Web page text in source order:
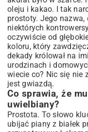
Dlaczego murzynek
Jak uniknąć zakalca
Przechowywanie i
– ciesz się smakiem
Jak przechowywać
świeże?
Pomysły na
różne okazje
Podsumowanie: Twój
czeka!
oleju i kakao. I tak
prostoty. Jego nazwa,
niektórych
oczywiście od
koloru, który
dekady królował na
urodzinach i
wiecie co? Nic się nie
jest gwiazdą.
Co sprawia, że
uwielbiany?
Prostota. To słowo
ubijać piany z białek